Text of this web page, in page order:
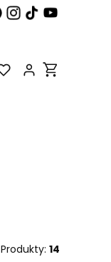
Produkty w
Produkty: 14